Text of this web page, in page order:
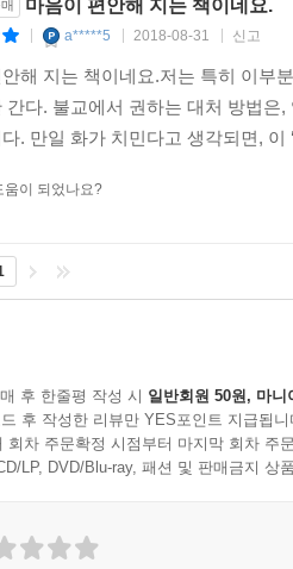
마음이 편안해 지는 책이네요.
a*****5 2018-08-31 신고
해 지는 책이네요.저는 특히 이부
간다. 불교에서 권하는 대처 방법은
. 만일 화가 치민다고 생각되면,
움이 되었나요?
후 한줄평 작성 시 일반회원 50원, 마니
후 작성한 리뷰만 YES포인트 지급됩니
회차 주문확정 시점부터 마지막 회차 주
LP, DVD/Blu-ray, 패션 및 판매금지 상